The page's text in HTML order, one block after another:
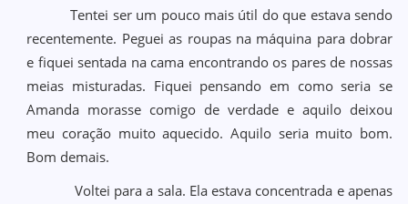
Tentei ser um pouco mais útil do que estava sendo
recentemente. Peguei as roupas na máquina para dobrar
e fiquei sentada na cama encontrando os pares de nossas
meias misturadas. Fiquei pensando em como seria se
Amanda morasse comigo de verdade e aquilo deixou
meu coração muito aquecido. Aquilo seria muito bom.
Bom demais.
Voltei para a sala. Ela estava concentrada e apenas